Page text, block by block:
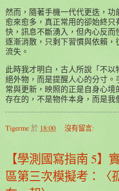
然而，隨著手機一代代更迭，
愈來愈多，真正常用的卻始終
快，訊息不斷湧入，但內心反
逐漸消散，只剩下習慣與依賴
流失。
此時我才明白，古人所說「不
絕外物，而是提醒人心的分寸
常與更新，映照的正是自身心
存在的，不是物件本身，而是我
Tigerme 於 18:00 沒有留言:
【學測國寫指南 5】
區第三次模擬考：〈